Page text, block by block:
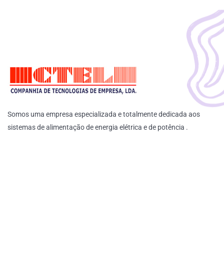
Somos uma empresa especializada e totalmente dedicada aos
sistemas de alimentação de energia elétrica e de potência .